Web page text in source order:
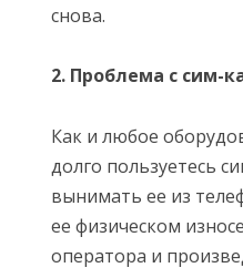
снова.
2. Проблема с сим-
Как и любое
долго пользуетесь
вынимать ее из
ее физическом
оператора и